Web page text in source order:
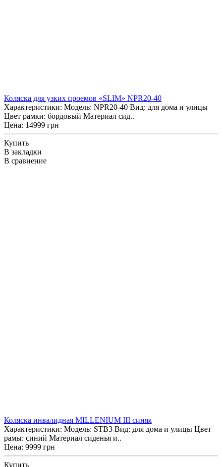
Коляска для узких проемов «SLIM» NPR20-40
Характеристики: Модель: NPR20-40 Вид: для дома и улицы
Цвет рамки: бордовый Материал сид..
Цена: 14999 грн
Купить
В закладки
В сравнение
Коляска инвалидная MILLENIUM III синяя
Характеристики: Модель: STB3 Вид: для дома и улицы Цвет
рамы: синий Материал сиденья и..
Цена: 9999 грн
Купить